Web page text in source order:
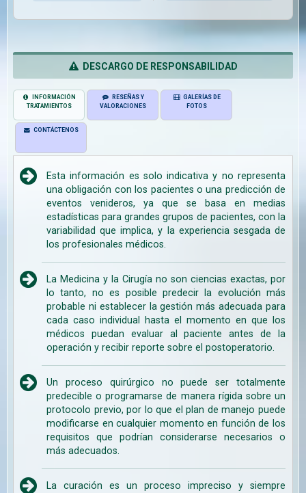
DESCARGO DE RESPONSABILIDAD
INFORMACIÓN
TRATAMIENTOS
RESEÑAS Y
VALORACIONES
GALERÍAS DE
FOTOS
CONTÁCTENOS
Esta información es solo indicativa y no representa
una obligación con los pacientes o una predicción de
eventos venideros, ya que se basa en medias
estadísticas para grandes grupos de pacientes, con la
variabilidad que implica, y la experiencia sesgada de
los profesionales médicos.
La Medicina y la Cirugía no son ciencias exactas, por
lo tanto, no es posible predecir la evolución más
probable ni establecer la gestión más adecuada para
cada caso individual hasta el momento en que los
médicos puedan evaluar al paciente antes de la
operación y recibir reporte sobre el postoperatorio.
Un proceso quirúrgico no puede ser totalmente
predecible o programarse de manera rígida sobre un
protocolo previo, por lo que el plan de manejo puede
modificarse en cualquier momento en función de los
requisitos que podrían considerarse necesarios o
más adecuados.
La curación es un proceso impreciso y siempre